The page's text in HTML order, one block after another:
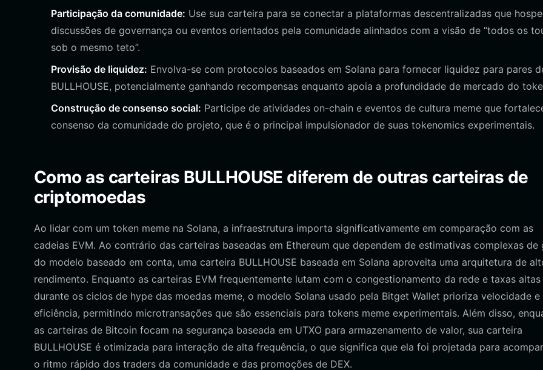
Participação da comunidade: Use sua carteira para se conectar a plataformas descentralizadas que
discussões de governança ou eventos orientados pela comunidade alinhados com a visão de “todos os
sob o mesmo teto”.
Provisão de liquidez: Envolva-se com protocolos baseados em Solana para fornecer liquidez para pares
BULLHOUSE, potencialmente ganhando recompensas enquanto apoia a profundidade de mercado do
Construção de consenso social: Participe de atividades on-chain e eventos de cultura meme que
consenso da comunidade do projeto, que é o principal impulsionador de suas tokenomics experimentais.
Como as carteiras BULLHOUSE diferem de outras carteiras de
criptomoedas
Ao lidar com um token meme na Solana, a infraestrutura importa significativamente em comparação com as
cadeias EVM. Ao contrário das carteiras baseadas em Ethereum que dependem de estimativas complexas de
do modelo baseado em conta, uma carteira BULLHOUSE baseada em Solana aproveita uma arquitetura de
rendimento. Enquanto as carteiras EVM frequentemente lutam com o congestionamento da rede e taxas altas
durante os ciclos de hype das moedas meme, o modelo Solana usado pela Bitget Wallet prioriza velocidade e
eficiência, permitindo microtransações que são essenciais para tokens meme experimentais. Além disso,
as carteiras de Bitcoin focam na segurança baseada em UTXO para armazenamento de valor, sua carteira
BULLHOUSE é otimizada para interação de alta frequência, o que significa que ela foi projetada para
o ritmo rápido dos traders da comunidade e das promoções de DEX.